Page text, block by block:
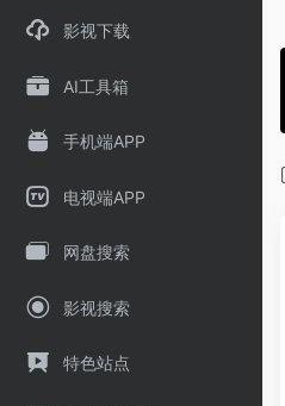
影视下载
AI工具箱
手机端APP
电视端APP
网盘搜索
影视搜索
特色站点